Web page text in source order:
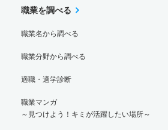
職業を調べる
職業名から調べる
職業分野から調べる
適職・適学診断
職業マンガ
～見つけよう！キミが活躍したい場所～